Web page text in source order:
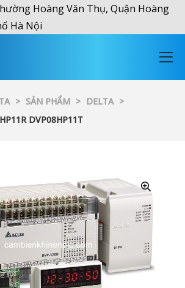
Hoàng Văn Thụ, Quận Hoàng
Hà Nội
> SẢN PHẨM > DELTA >
DVP08HP11T